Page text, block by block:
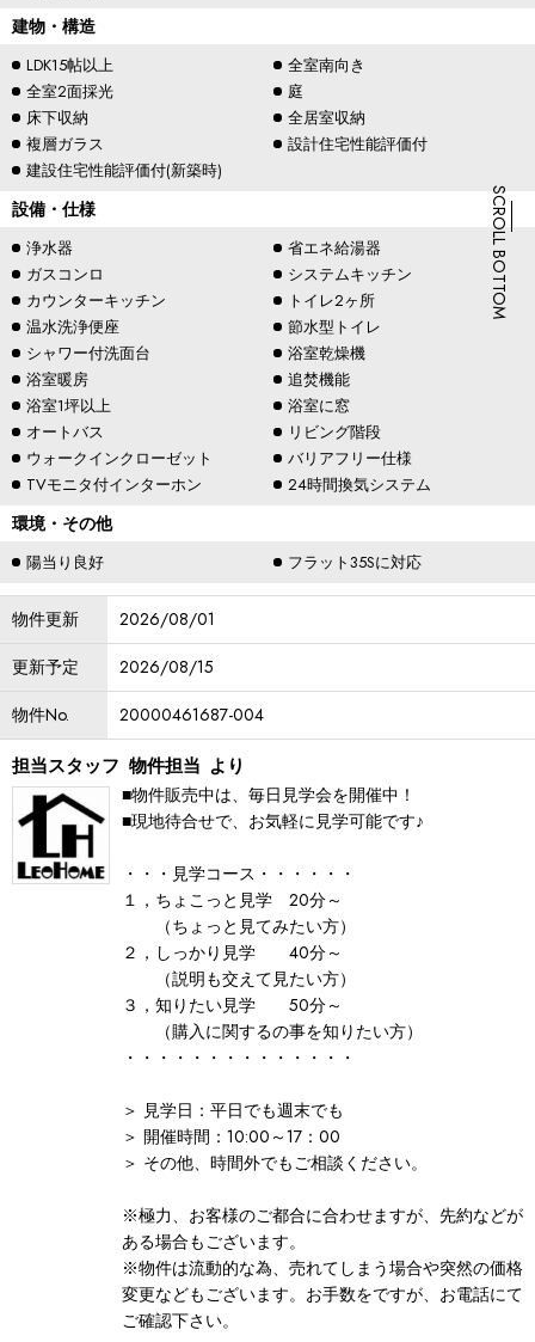
建物・構造
LDK15帖以上
全室南向き
全室2面採光
庭
床下収納
全居室収納
複層ガラス
設計住宅性能評価付
建設住宅性能評価付(新築時)
設備・仕様
浄水器
省エネ給湯器
ガスコンロ
システムキッチン
カウンターキッチン
トイレ2ヶ所
温水洗浄便座
節水型トイレ
シャワー付洗面台
浴室乾燥機
浴室暖房
追焚機能
浴室1坪以上
浴室に窓
オートバス
リビング階段
ウォークインクローゼット
バリアフリー仕様
TVモニタ付インターホン
24時間換気システム
環境・その他
陽当り良好 フラット35Sに対応
物件更新
2026/08/01
更新予定
2026/08/15
物件No.
20000461687-004
担当スタッフ 物件担当 より
■物件販売中は、毎日見学会を開催中！
■現地待合せで、お気軽に見学可能です♪
・・・見学コース・・・・・・
１，ちょこっと見学 20分～
（ちょっと見てみたい方）
２，しっかり見学 40分～
（説明も交えて見たい方）
３，知りたい見学 50分～
（購入に関するの事を知りたい方）
・・・・・・・・・・・・・・
＞ 見学日：平日でも週末でも
＞ 開催時間：10:00～17：00
＞ その他、時間外でもご相談ください。
※極力、お客様のご都合に合わせますが、先約などが
ある場合もございます。
※物件は流動的な為、売れてしまう場合や突然の価格
変更などもございます。お手数をですが、お電話にて
ご確認下さい。
SCROLL BOTTOM